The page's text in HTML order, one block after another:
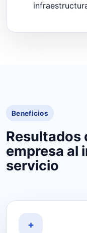
Beneficios
Resultados
empresa al
servicio
+